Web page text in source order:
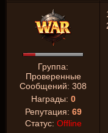
Группа:
Проверенные
Сообщений: 308
Награды: 0
Репутация: 69
Статус: Offline